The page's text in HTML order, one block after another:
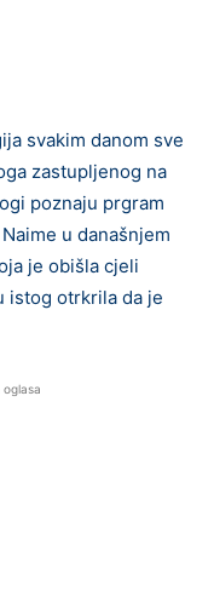
svakim danom sve
zastupljenog na
poznaju prgram
u današnjem
je obišla cjeli
istog otrkrila da je